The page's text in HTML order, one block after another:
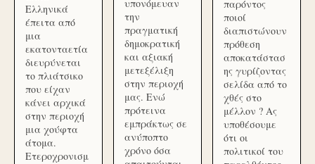
Ελληνικά
έπειτα από
μια
εκατονταετία
διευρύνεται
το πλιάτσικο
που είχαν
κάνει αρχικά
στην περιοχή
μια χούφτα
άτομα.
Ετεροχρονισμ
υπονόμευαν
την
πραγματική
δημοκρατική
και αξιακή
μετεξέλιξη
στην περιοχή
μας. Ενώ
πρότεινα
εμπράκτως σε
ανύποπτο
χρόνο όσα
παρόντος
ποιοί
διαπιστώνουν
πρόθεση
αποκατάστασ
ης γυρίζοντας
σελίδα από το
χθές στο
μέλλον ? Ας
υποθέσουμε
ότι οι
πολιτικοί του